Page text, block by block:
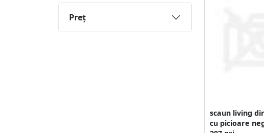
Preţ
scaun living
cu picioare